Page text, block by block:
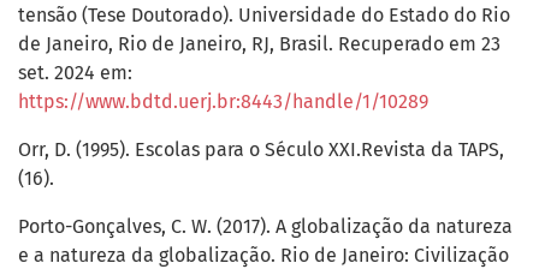
tensão (Tese Doutorado). Universidade do Estado do Rio
de Janeiro, Rio de Janeiro, RJ, Brasil. Recuperado em 23
set. 2024 em:
https://www.bdtd.uerj.br:8443/handle/1/10289
Orr, D. (1995). Escolas para o Século XXI.Revista da TAPS,
(16).
Porto-Gonçalves, C. W. (2017). A globalização da natureza
e a natureza da globalização. Rio de Janeiro: Civilização